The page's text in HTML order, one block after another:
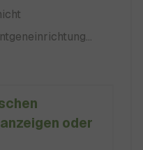
Bezirk sich Ihre
oder